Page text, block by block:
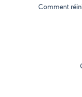
Comment